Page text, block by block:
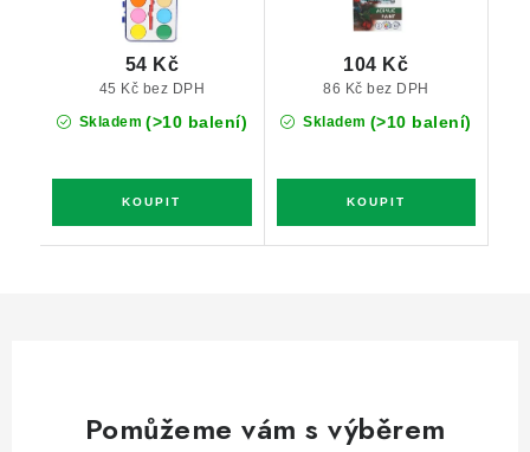
Skladem (>10 balení)
45 Kč bez DPH
54 Kč
Skladem (>10 balení)
86 Kč bez DPH
104 Kč
Pomůžeme vám s výběrem